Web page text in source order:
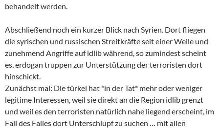
behandelt werden.
Abschließend noch ein kurzer Blick nach Syrien. Dort fliegen
die syrischen und russischen Streitkräfte seit einer Weile und
zunehmend Angriffe auf idlib während, so zumindest scheint
es, erdogan truppen zur Unterstützung der terroristen dort
hinschickt.
Zunächst mal: Die türkei hat *in der Tat* mehr oder weniger
legitime Interessen, weil sie direkt an die Region idlib grenzt
und weil es den terroristen natürlich nahe liegend erscheint, im
Fall des Falles dort Unterschlupf zu suchen … mit allen